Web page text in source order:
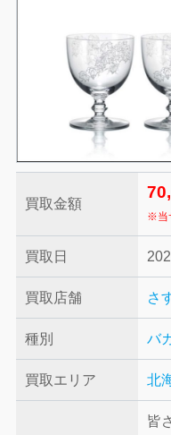
買取金額
※当
買取日
買取店舗 さ
種別 バ
買取エリア 北
皆